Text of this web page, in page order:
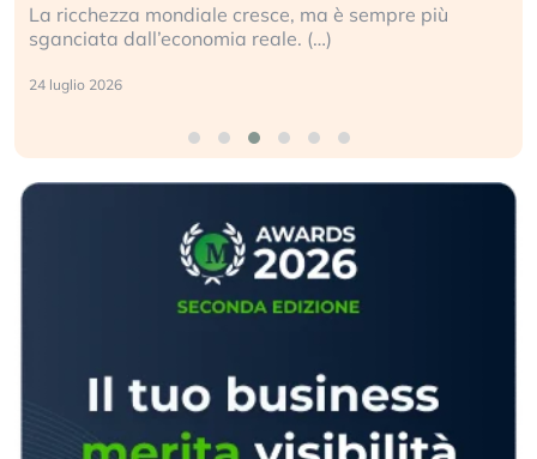
La ricchezza mondiale cresce, ma è sempre più
sganciata dall’economia reale. (…)
24 luglio 2026